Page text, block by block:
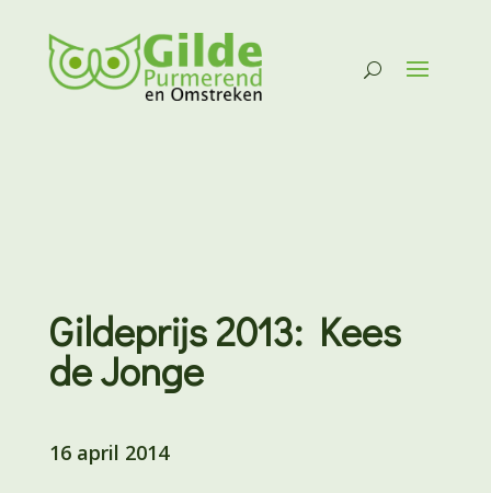
Gildeprijs 2013: Kees
de Jonge
16 april 2014